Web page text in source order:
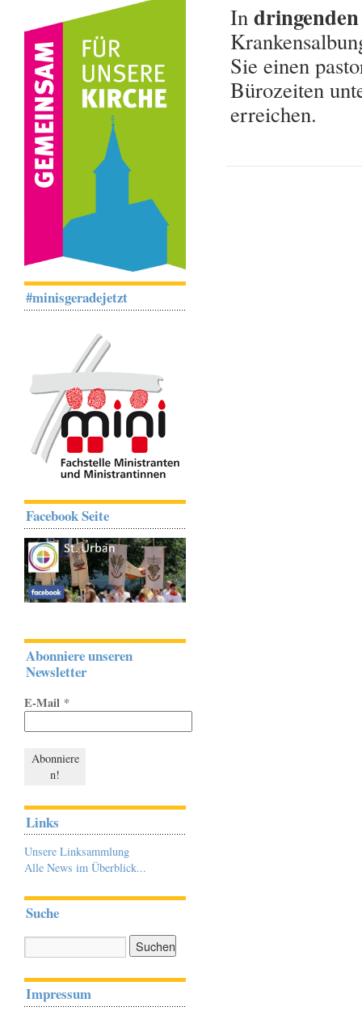
In
Sie einen
Bürozeiten
erreichen.
#minisgeradejetzt
Facebook Seite
Abonniere unseren
Newsletter
E-Mail *
Links
Unsere Linksammlung
Alle News im Überblick...
Suche
Impressum